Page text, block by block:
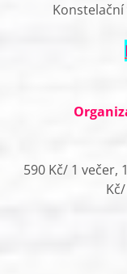
590 Kč/ 1 večer,